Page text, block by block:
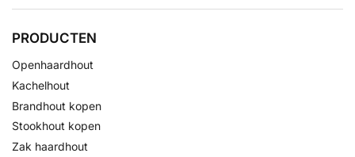
PRODUCTEN
Openhaardhout
Kachelhout
Brandhout kopen
Stookhout kopen
Zak haardhout